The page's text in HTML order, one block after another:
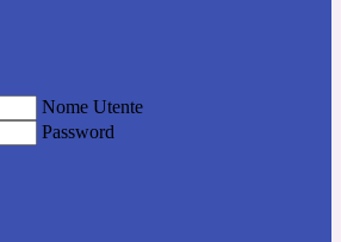
Nome Utente
Password